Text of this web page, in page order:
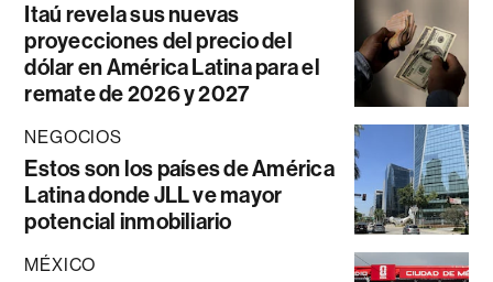
Itaú revela sus nuevas
proyecciones del precio del
dólar en América Latina para el
remate de 2026 y 2027
NEGOCIOS
Estos son los países de América
Latina donde JLL ve mayor
potencial inmobiliario
MÉXICO